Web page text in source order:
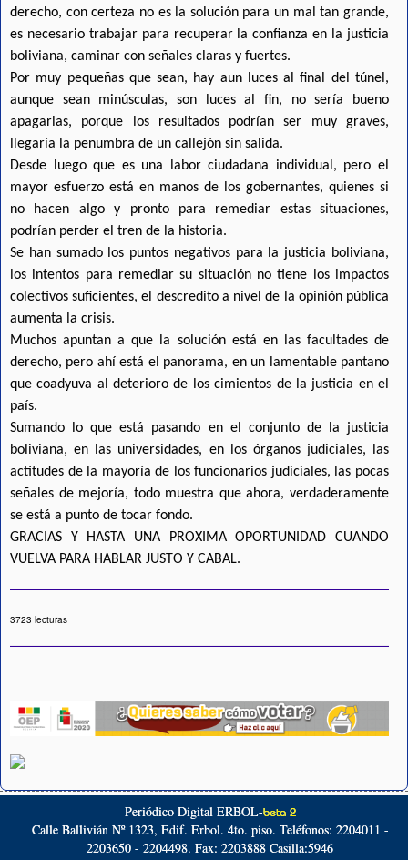
derecho, con certeza no es la solución para un mal tan grande,
es necesario trabajar para recuperar la confianza en la justicia
boliviana, caminar con señales claras y fuertes.
Por muy pequeñas que sean, hay aun luces al final del túnel,
aunque sean minúsculas, son luces al fin, no sería bueno
apagarlas, porque los resultados podrían ser muy graves,
llegaría la penumbra de un callejón sin salida.
Desde luego que es una labor ciudadana individual, pero el
mayor esfuerzo está en manos de los gobernantes, quienes si
no hacen algo y pronto para remediar estas situaciones,
podrían perder el tren de la historia.
Se han sumado los puntos negativos para la justicia boliviana,
los intentos para remediar su situación no tiene los impactos
colectivos suficientes, el descredito a nivel de la opinión pública
aumenta la crisis.
Muchos apuntan a que la solución está en las facultades de
derecho, pero ahí está el panorama, en un lamentable pantano
que coadyuva al deterioro de los cimientos de la justicia en el
país.
Sumando lo que está pasando en el conjunto de la justicia
boliviana, en las universidades, en los órganos judiciales, las
actitudes de la mayoría de los funcionarios judiciales, las pocas
señales de mejoría, todo muestra que ahora, verdaderamente
se está a punto de tocar fondo.
GRACIAS Y HASTA UNA PROXIMA OPORTUNIDAD CUANDO
VUELVA PARA HABLAR JUSTO Y CABAL.
3723 lecturas
Periódico Digital ERBOL-beta 2
Calle Ballivián Nº 1323, Edif. Erbol. 4to. piso. Teléfonos: 2204011 -
2203650 - 2204498. Fax: 2203888 Casilla:5946